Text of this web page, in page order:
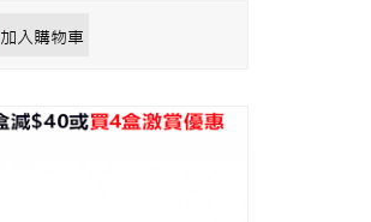
加入購物車